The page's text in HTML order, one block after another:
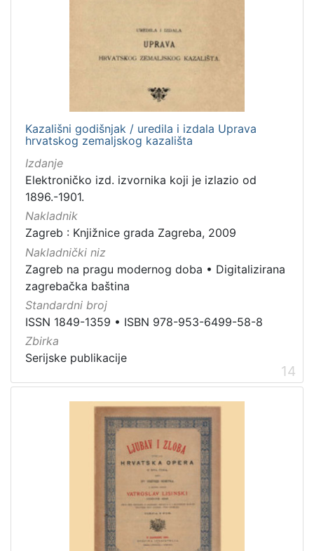
Kazališni godišnjak / uredila i izdala Uprava
hrvatskog zemaljskog kazališta
Izdanje
Elektroničko izd. izvornika koji je izlazio od
1896.-1901.
Nakladnik
Zagreb : Knjižnice grada Zagreba, 2009
Nakladnički niz
Zagreb na pragu modernog doba • Digitalizirana
zagrebačka baština
Standardni broj
ISSN 1849-1359 • ISBN 978-953-6499-58-8
Zbirka
Serijske publikacije
14